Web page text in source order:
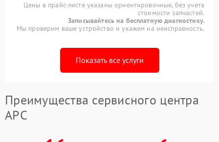
Цены в прайс-листе указаны ориентировочные, без учета
стоимости запчастей.
Записывайтесь на бесплатную диагностику.
Мы проверим ваше устройство и укажем на неисправность.
Показать все услуги
Преимущества сервисного центра
APC